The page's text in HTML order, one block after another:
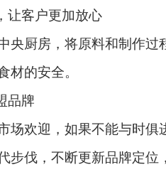
让客户更加放心
央厨房，将原料和制作过
材的安全。
品牌
场欢迎，如果不能与时俱
步伐，不断更新品牌定位